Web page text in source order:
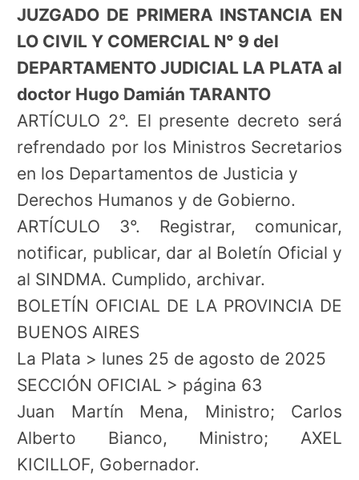
JUZGADO DE PRIMERA INSTANCIA EN
LO CIVIL Y COMERCIAL N° 9 del
DEPARTAMENTO JUDICIAL LA PLATA al
doctor Hugo Damián TARANTO
ARTÍCULO 2°. El presente decreto será
refrendado por los Ministros Secretarios
en los Departamentos de Justicia y
Derechos Humanos y de Gobierno.
ARTÍCULO 3°. Registrar, comunicar,
notificar, publicar, dar al Boletín Oficial y
al SINDMA. Cumplido, archivar.
BOLETÍN OFICIAL DE LA PROVINCIA DE
BUENOS AIRES
La Plata > lunes 25 de agosto de 2025
SECCIÓN OFICIAL > página 63
Juan Martín Mena, Ministro; Carlos
Alberto Bianco, Ministro; AXEL
KICILLOF, Gobernador.